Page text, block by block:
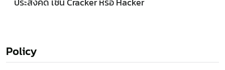
Policy